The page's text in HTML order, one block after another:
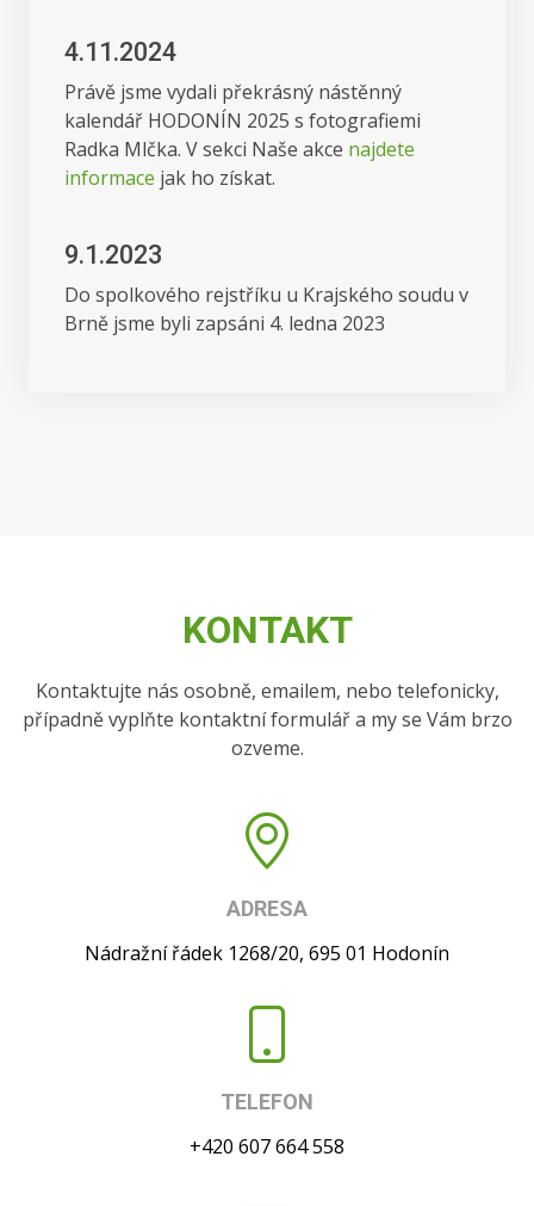
4.11.2024
Právě jsme vydali překrásný nástěnný
kalendář HODONÍN 2025 s fotografiemi
Radka Mlčka. V sekci Naše akce najdete
informace jak ho získat.
9.1.2023
Do spolkového rejstříku u Krajského soudu v
Brně jsme byli zapsáni 4. ledna 2023
KONTAKT
Kontaktujte nás osobně, emailem, nebo telefonicky,
případně vyplňte kontaktní formulář a my se Vám brzo
ozveme.
ADRESA
Nádražní řádek 1268/20, 695 01 Hodonín
TELEFON
+420 607 664 558